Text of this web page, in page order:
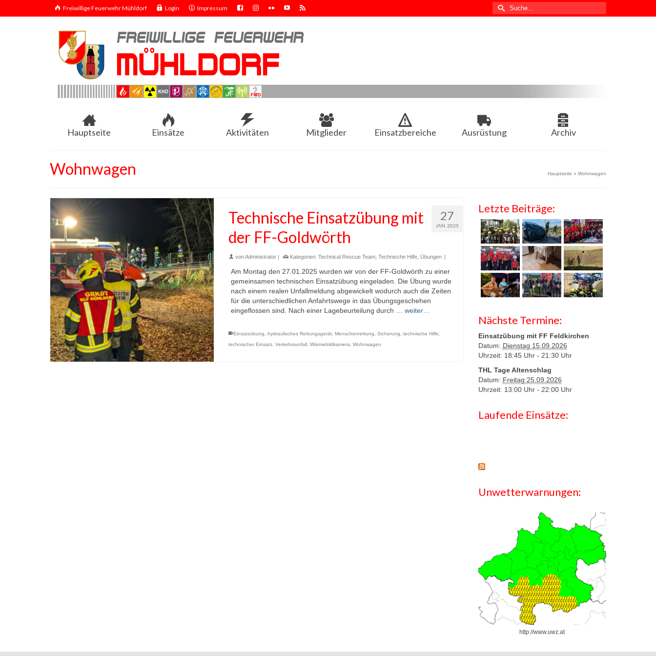
Freiwillige Feuerwehr Mühldorf Login Impressum
Suche
nach:
Hauptseite Einsätze Aktivitäten Mitglieder Einsatzbereiche Ausrüstung Archiv
Wohnwagen Hauptseite » Wohnwagen
27
JAN. 2025
Technische Einsatzübung mit
der FF-Goldwörth
vonAdministrator | Kategorien: Technical Rescue Team, Technische Hilfe, Übungen |
Am Montag den 27.01.2025 wurden wir von der FF-Goldwörth zu einer
gemeinsamen technischen Einsatzübung eingeladen. Die Übung wurde
nach einem realen Unfallmeldung abgewickelt wodurch auch die Zeiten
für die unterschiedlichen Anfahrtswege in das Übungsgeschehen
eingeflossen sind. Nach einer Lagebeurteilung durch … weiter…
Einsatzübung hydraulisches Rettungsgerät, Menschenrettung Sicherung technische Hilfe
technischer Einsatz, Verkehrsunfall, Wärmebildkamera Wohnwagen
Letzte Beiträge:
Nächste Termine:
Einsatzübung mit FF Feldkirchen
Datum: Dienstag 15.09.2026
Uhrzeit: 18:45 Uhr - 21:30 Uhr
THL Tage Altenschlag
Datum: Freitag 25.09.2026
Uhrzeit: 13:00 Uhr - 22:00 Uhr
Laufende Einsätze:
Unwetterwarnungen:
http://www.uwz.at